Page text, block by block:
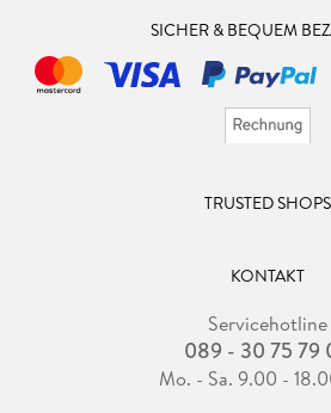
SICHER & BEQUEM
TRUSTED SHOPS
KONTAKT
Servicehotline
089 - 30 75 79
Mo. - Sa. 9.00 -